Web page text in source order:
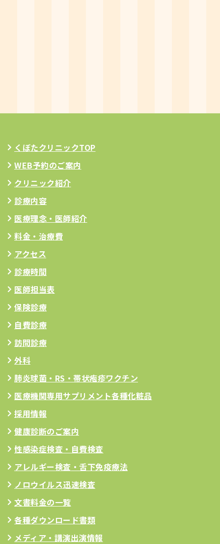
くぼたクリニックTOP
WEB予約のご案内
クリニック紹介
診療内容
医療理念 ・医師紹介
料金・治療費
アクセス
診療時間
医師担当表
保険診療
自費診療
訪問診療
外科
肺炎球菌・RS ・帯状疱疹ワクチン
医療機関専用サプリメント各種化粧品
採用情報
健康診断のご案内
性感染症検査・自費検査
アレルギー検査 ・舌下免疫療法
ノロウイルス迅速検査
文書料金の一覧
各種ダウンロード書類
メディア・講演出演情報